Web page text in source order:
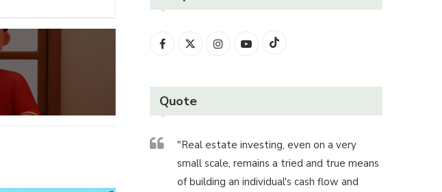
Quote
"Real estate investing, even on a very
small scale, remains a tried and true means
of building an individual's cash flow and